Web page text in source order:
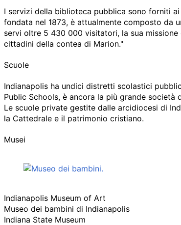
I servizi della biblioteca pubblica sono forniti
fondata nel 1873, è attualmente composto da
servi oltre 5 430 000 visitatori, la sua
cittadini della contea di Marion."
Scuole
Indianapolis ha undici distretti scolastici
Public Schools, è ancora la più grande società
Le scuole private gestite dalle arcidiocesi di
la Cattedrale e il patrimonio cristiano.
Musei
Indianapolis Museum of Art
Museo dei bambini di Indianapolis
Indiana State Museum